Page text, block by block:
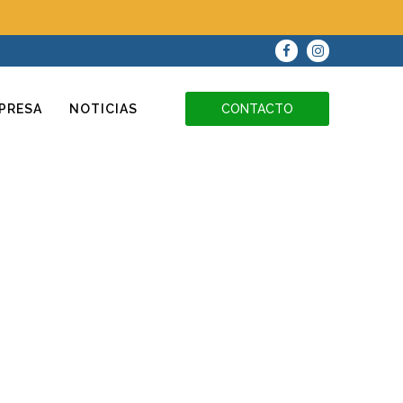
NOTICIAS CONTACTO